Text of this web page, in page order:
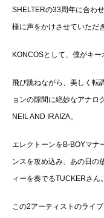
SHELTERの33周年に合わ
様に声をかけさせていただ
KONCOSとして、僕がキー
飛び跳ねながら、美しく転
ョンの隙間に絶妙なアナロ
NEIL AND IRAIZA。
エレクトーンをB-BOYマナ
ンスを攻め込み、あの日の
ィーを奏でるTUCKERさん。
この2アーティストのライ